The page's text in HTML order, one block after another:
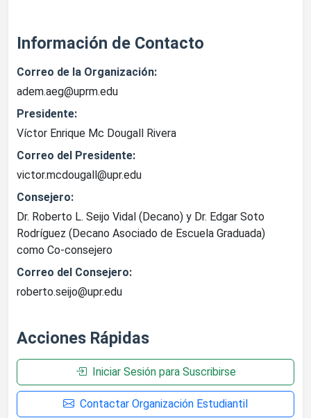
Información de Contacto
Correo de la Organización:
adem.aeg@uprm.edu
Presidente:
Víctor Enrique Mc Dougall Rivera
Correo del Presidente:
victor.mcdougall@upr.edu
Consejero:
Dr. Roberto L. Seijo Vidal (Decano) y Dr. Edgar Soto
Rodríguez (Decano Asociado de Escuela Graduada)
como Co-consejero
Correo del Consejero:
roberto.seijo@upr.edu
Acciones Rápidas
Iniciar Sesión para Suscribirse
Contactar Organización Estudiantil